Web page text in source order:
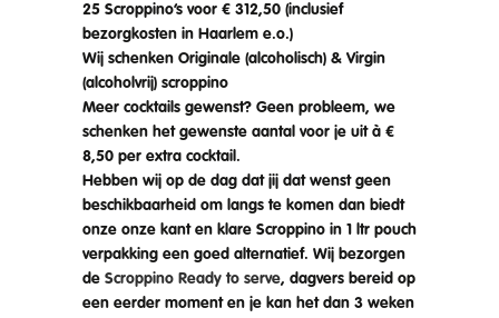
25 Scroppino’s voor € 312,50 (inclusief
bezorgkosten in Haarlem e.o.)
Wij schenken Originale (alcoholisch) & Virgin
(alcoholvrij) scroppino
Meer cocktails gewenst? Geen probleem, we
schenken het gewenste aantal voor je uit à €
8,50 per extra cocktail.
Hebben wij op de dag dat jij dat wenst geen
beschikbaarheid om langs te komen dan biedt
onze onze kant en klare Scroppino in 1 ltr pouch
verpakking een goed alternatief. Wij bezorgen
de Scroppino Ready to serve, dagvers bereid op
een eerder moment en je kan het dan 3 weken